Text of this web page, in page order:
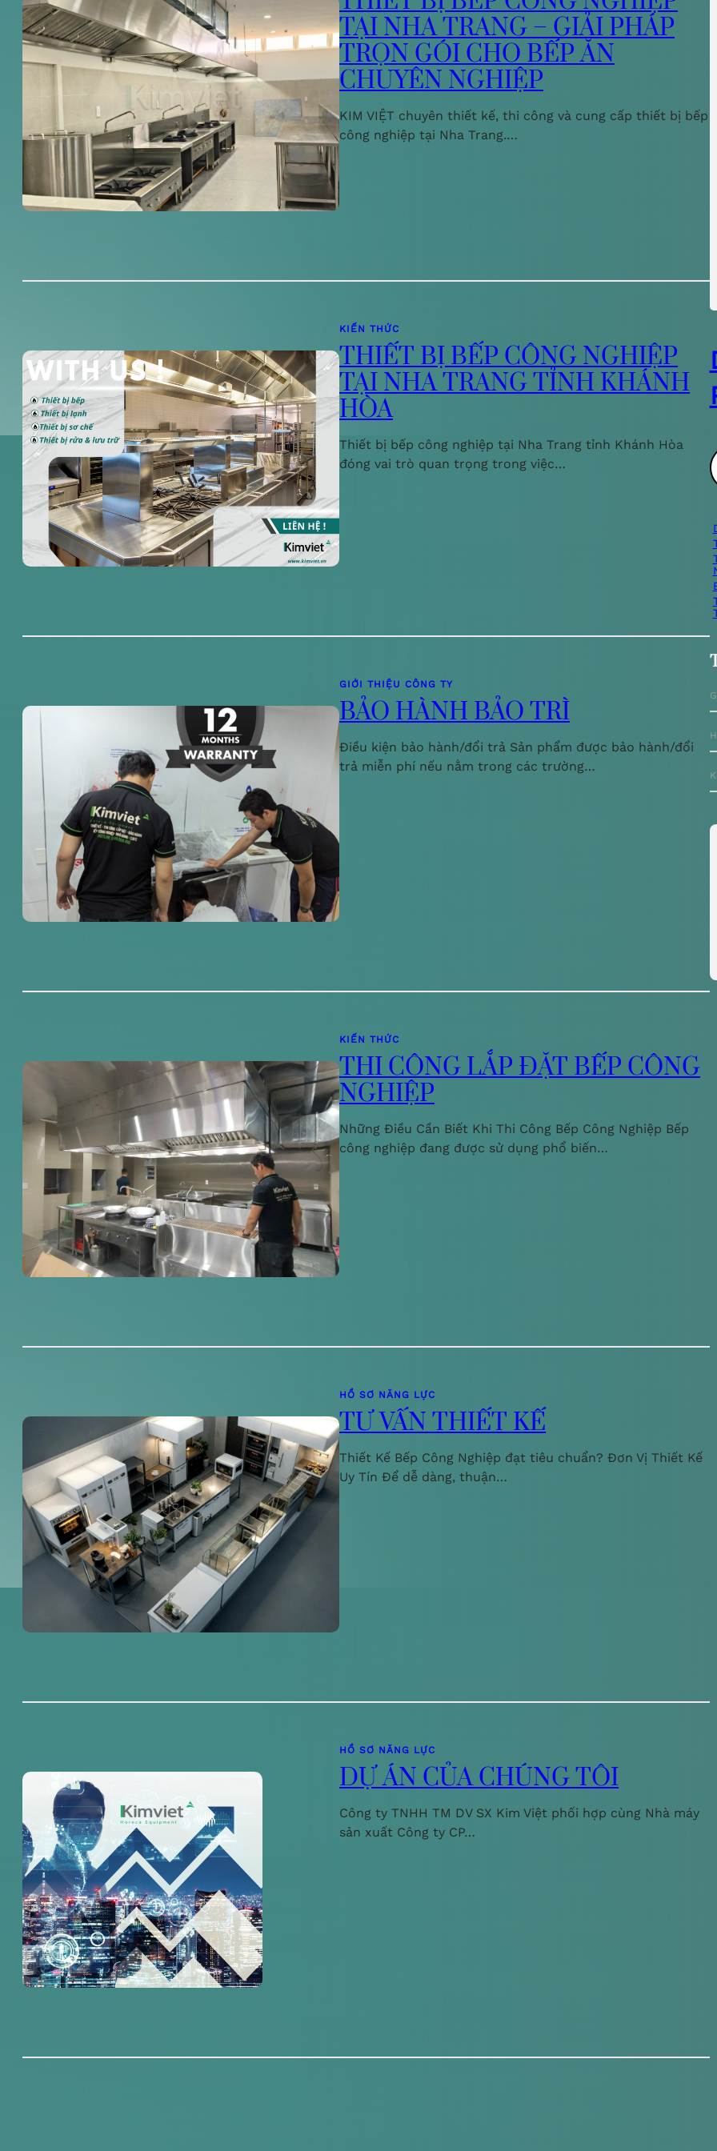
TẠI NHA TRANG – GIẢI PHÁP
TRỌN GÓI CHO BẾP ĂN
CHUYÊN NGHIỆP
KIM VIỆT chuyên thiết kế, thi công và cung cấp thiết bị bếp
công nghiệp tại Nha Trang.…
KIẾN THỨC
THIẾT BỊ BẾP CÔNG NGHIỆP
TẠI NHA TRANG TỈNH KHÁNH
HÒA
Thiết bị bếp công nghiệp tại Nha Trang tỉnh Khánh Hòa
đóng vai trò quan trọng trong việc…
GIỚI THIỆU CÔNG TY
BẢO HÀNH BẢO TRÌ
Điều kiện bảo hành/đổi trả Sản phẩm được bảo hành/đổi
trả miễn phí nếu nằm trong các trường…
KIẾN THỨC
THI CÔNG LẮP ĐẶT BẾP CÔNG
NGHIỆP
Những Điều Cần Biết Khi Thi Công Bếp Công Nghiệp Bếp
công nghiệp đang được sử dụng phổ biến…
HỒ SƠ NĂNG LỰC
TƯ VẤN THIẾT KẾ
Thiết Kế Bếp Công Nghiệp đạt tiêu chuẩn? Đơn Vị Thiết Kế
Uy Tín Để dễ dàng, thuận…
HỒ SƠ NĂNG LỰC
DỰ ÁN CỦA CHÚNG TÔI
Công ty TNHH TM DV SX Kim Việt phối hợp cùng Nhà máy
sản xuất Công ty CP…
i